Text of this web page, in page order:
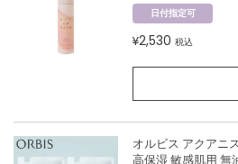
日付指定可
¥2,530 税込
オルビス アクアニ
高保湿 敏感肌用 無